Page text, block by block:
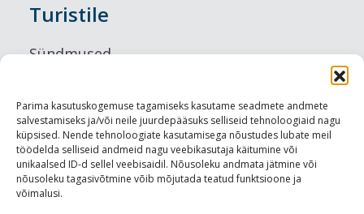
Parima kasutuskogemuse tagamiseks kasutame seadmete andmete
salvestamiseks ja/või neile juurdepääsuks selliseid tehnoloogiaid nagu
küpsised. Nende tehnoloogiate kasutamisega nõustudes lubate meil
töödelda selliseid andmeid nagu veebikasutaja käitumine või
unikaalsed ID-d sellel veebisaidil. Nõusoleku andmata jätmine või
nõusoleku tagasivõtmine võib mõjutada teatud funktsioone ja
võimalusi.
Turistile
Sündmused
Maitseelamused
Vaatamisväärsused
Visit Tallinn